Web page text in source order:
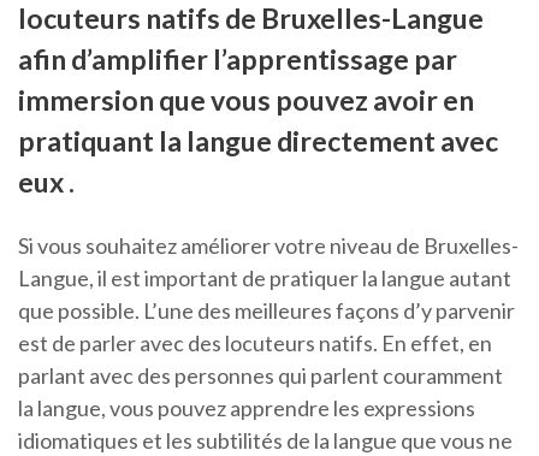
locuteurs natifs de Bruxelles-Langue
afin d’amplifier l’apprentissage par
immersion que vous pouvez avoir en
pratiquant la langue directement avec
eux .
Si vous souhaitez améliorer votre niveau de Bruxelles-
Langue, il est important de pratiquer la langue autant
que possible. L’une des meilleures façons d’y parvenir
est de parler avec des locuteurs natifs. En effet, en
parlant avec des personnes qui parlent couramment
la langue, vous pouvez apprendre les expressions
idiomatiques et les subtilités de la langue que vous ne